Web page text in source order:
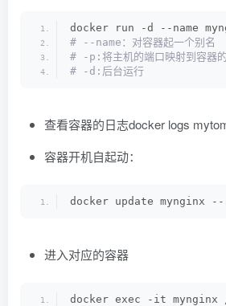
docker run -d --name
# --name：对容器起一个别名
# -p:将主机的端口映射到容器
# -d:后台运行
查看容器的日志docker logs
容器开机自起动：
docker update mynginx
进入对应的容器
docker exec -it mynginx